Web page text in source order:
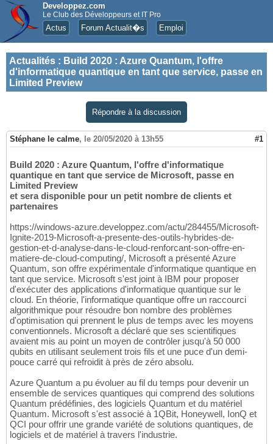
Developpez.com
Le Club des Développeurs et IT Pro
Actus Forum Actualit�s Emploi
Actualités : Build 2020 : Azure Quantum, l'offre
d'informatique quantique en tant que service, passe en
Limited Preview
Répondre à la discussion
Stéphane le calme, le 20/05/2020 à 13h55 #1
Build 2020 : Azure Quantum, l'offre d'informatique
quantique en tant que service de Microsoft, passe en
Limited Preview
et sera disponible pour un petit nombre de clients et
partenaires
https://windows-azure.developpez.com/actu/284455/Microsoft-
Ignite-2019-Microsoft-a-presente-des-outils-hybrides-de-
gestion-et-d-analyse-dans-le-cloud-renforcant-son-offre-en-
matiere-de-cloud-computing/, Microsoft a présenté Azure
Quantum, son offre expérimentale d'informatique quantique en
tant que service. Microsoft s'est joint à IBM pour proposer
d'exécuter des applications d'informatique quantique sur le
cloud. En théorie, l'informatique quantique offre un raccourci
algorithmique pour résoudre bon nombre des problèmes
d'optimisation qui prennent le plus de temps avec les moyens
conventionnels. Microsoft a déclaré que ses scientifiques
avaient mis au point un moyen de contrôler jusqu'à 50 000
qubits en utilisant seulement trois fils et une puce d'un demi-
pouce carré qui refroidit à près de zéro absolu.
Azure Quantum a pu évoluer au fil du temps pour devenir un
ensemble de services quantiques qui comprend des solutions
Quantum prédéfinies, des logiciels Quantum et du matériel
Quantum. Microsoft s'est associé à 1QBit, Honeywell, IonQ et
QCI pour offrir une grande variété de solutions quantiques, de
logiciels et de matériel à travers l'industrie.